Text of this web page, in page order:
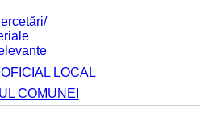
LOCAL
COMUNEI